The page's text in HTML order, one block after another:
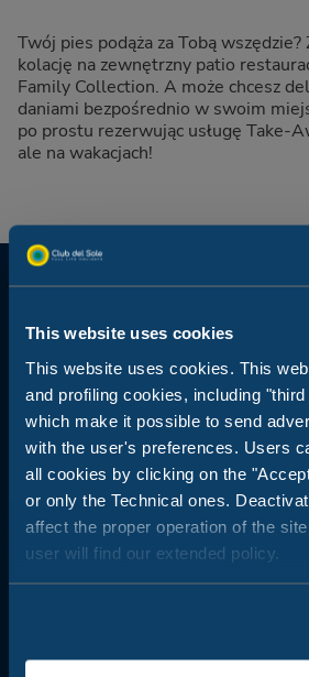
This website uses cookies
This website uses cookies. This
and profiling cookies, including "third
which make it possible to send
with the user's preferences. Users
all cookies by clicking on the
or only the Technical ones.
affect the proper operation of the
user will find our extended policy.
Twój pies podąża za Tobą wszędzie?
kolację na zewnętrzny patio
Family Collection. A może chcesz
daniami bezpośrednio w swoim
po prostu rezerwując usługę Take-
ale na wakacjach!
Jakiego rodzaju
szukasz?
Daj się zainspirować: czeka na
pobyt!